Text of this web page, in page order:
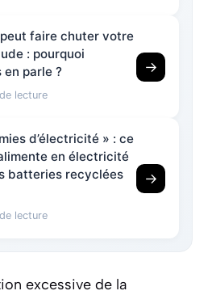
faire chuter votre
: pourquoi
en parle ?
lecture
→
d’électricité » : ce
en électricité
batteries recyclées
lecture
→
excessive de la